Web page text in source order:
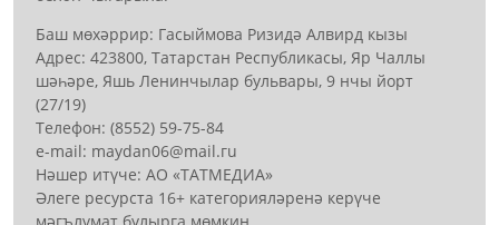
Баш мөхәррир: Гасыймова Ризидә Алвирд кызы
Адрес: 423800, Татарстан Республикасы, Яр Чаллы
шәһәре, Яшь Ленинчылар бульвары, 9 нчы йорт
(27/19)
Телефон: (8552) 59-75-84
е-mail: mауdаn06@mail.гu
Нәшер итүче: АО «ТАТМЕДИА»
Әлеге ресурста 16+ категорияләренә керүче